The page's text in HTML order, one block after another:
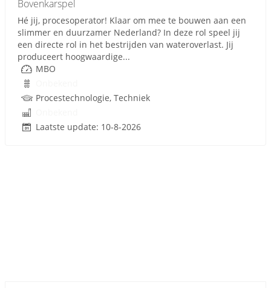
Bovenkarspel
Hé jij, procesoperator! Klaar om mee te bouwen aan een
slimmer en duurzamer Nederland? In deze rol speel jij
een directe rol in het bestrijden van wateroverlast. Jij
produceert hoogwaardige...
MBO
Procestechnologie, Techniek
Laatste update: 10-8-2026